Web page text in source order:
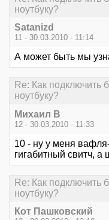
ноутбуку?
Satanizd
11 - 30.03.2010 - 11:14
А может быть мы
Re: Как подключить
ноутбуку?
Михаил В
12 - 30.03.2010 - 11:33
10 - ну у меня
гигабитный свитч, а
Re: Как подключить
ноутбуку?
Кот Пашковский